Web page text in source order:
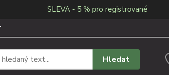
SLEVA - 5 % pro registrované
Hledat